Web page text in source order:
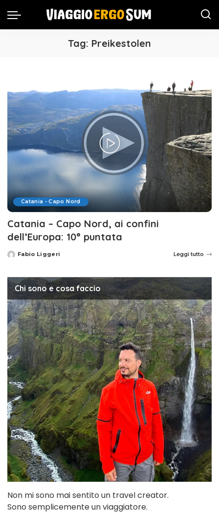
Tag: Preikestolen
Catania - Capo Nord
Catania – Capo Nord, ai confini
dell’Europa: 10° puntata
Posted
Fabio Liggeri Leggi tutto
Chi sono e cosa faccio
Non mi sono mai sentito un travel creator.
Sono semplicemente un viaggiatore.